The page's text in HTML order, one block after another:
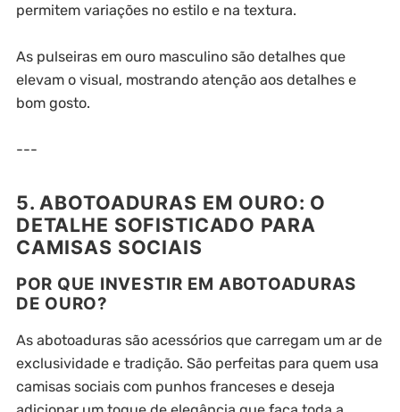
permitem variações no estilo e na textura.
As pulseiras em ouro masculino são detalhes que
elevam o visual, mostrando atenção aos detalhes e
bom gosto.
---
5. ABOTOADURAS EM OURO: O
DETALHE SOFISTICADO PARA
CAMISAS SOCIAIS
POR QUE INVESTIR EM ABOTOADURAS
DE OURO?
As abotoaduras são acessórios que carregam um ar de
exclusividade e tradição. São perfeitas para quem usa
camisas sociais com punhos franceses e deseja